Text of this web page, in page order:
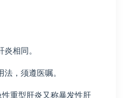
相同。
法，须遵医嘱。
重型肝炎又称暴发性肝